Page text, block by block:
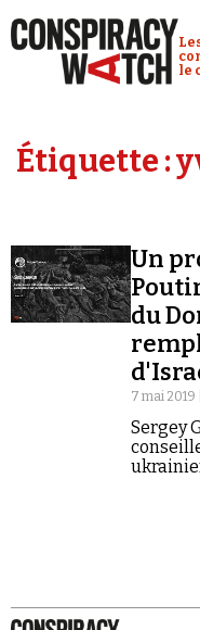
le
Étiquette :
Un
du
7 mai 2019 |
Sergey